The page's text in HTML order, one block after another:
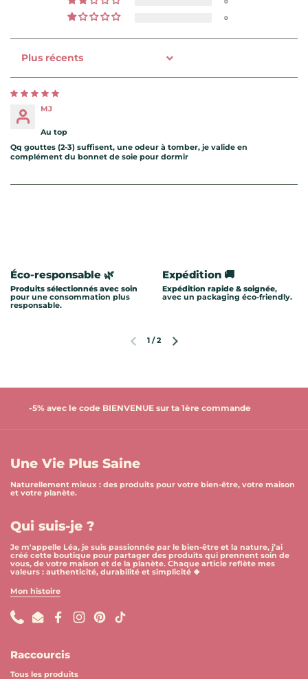
0
Sort by
MJ
Au top
Qq gouttes (2-3) suffisent, une odeur à tomber, je valide en
complément du bonnet de soie pour dormir
Éco-responsable 🌿
Produits sélectionnés avec soin
pour une consommation plus
responsable.
Expédition 🚚
Expédition rapide & soignée,
avec un packaging éco-friendly.
Diapositive précédente
Diapositive suivante
1 /2
-5% avec le code BIENVENUE sur ta 1ère commande
Une Vie Plus Saine
Naturellement mieux : des produits pour votre bien-être, votre maison
et votre planète.
Qui suis-je ?
Je m'appelle Léa, je suis passionnée par le bien-être et la nature, j’ai
créé cette boutique pour partager des produits qui prennent soin de
vous, de votre maison et de la planète. Chaque article reflète mes
valeurs : authenticité, durabilité et simplicité 🍀
Mon histoire
PhoneEmailFacebookInstagram
Pinterest
TikTok
Raccourcis
Tous les produits